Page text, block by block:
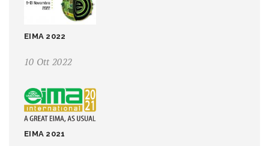
EIMA 2022
10 Ott 2022
EIMA 2021